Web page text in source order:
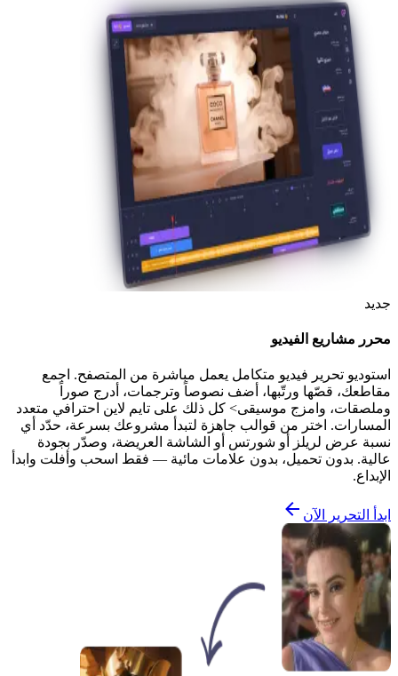
جديد
محرر مشاريع الفيديو
استوديو تحرير فيديو متكامل يعمل مباشرة من المتصفح. اجمع
مقاطعك، قصّها ورتّبها، أضف نصوصاً وترجمات، أدرج صوراً
وملصقات، وامزج موسيقى> كل ذلك على تايم لاين احترافي متعدد
المسارات. اختر من قوالب جاهزة لتبدأ مشروعك بسرعة، حدّد أي
نسبة عرض لريلز أو شورتس أو الشاشة العريضة، وصدّر بجودة
عالية. بدون تحميل، بدون علامات مائية — فقط اسحب وأفلت وابدأ
الإبداع.
ابدأ التحرير الآن